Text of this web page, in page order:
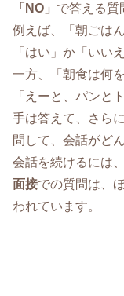
「NO」 で答える質
例えば、「朝ごは
「はい」か「いい
一方、「朝食は何
「えーと、パンと
手は答えて、さら
問して、会話がど
会話を続けるには
面接での質問は、
われています。